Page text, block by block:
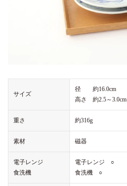
サイズ
径 約16.0cm
高さ 約2.5～3.0cm
重さ 約316g
素材 磁器
電子レンジ
食洗機
電子レンジ ○
食洗機 ○